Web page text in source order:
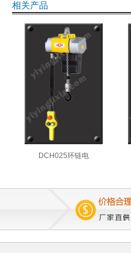
相关产品
DCH025环链电